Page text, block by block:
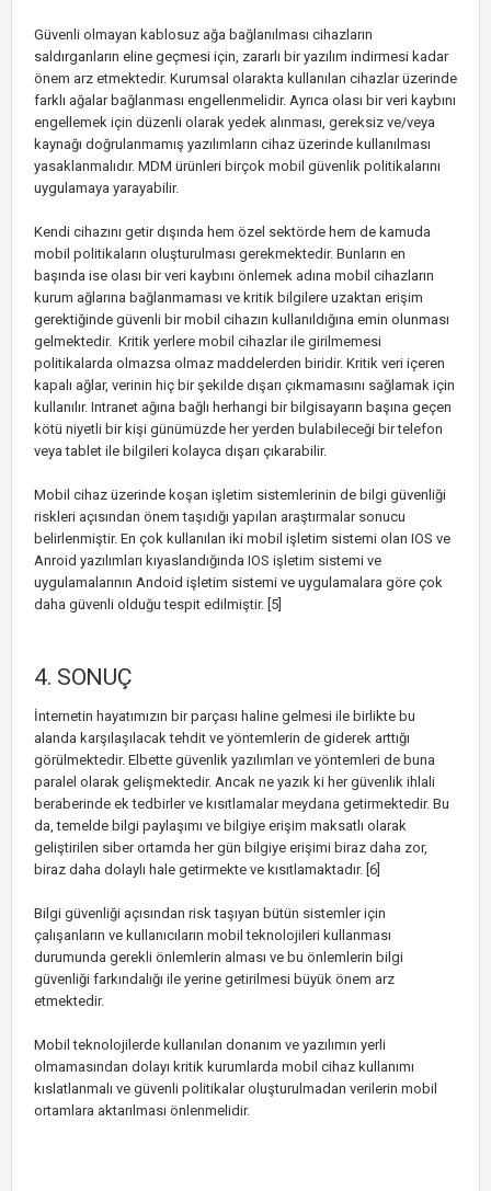
Güvenli olmayan kablosuz ağa bağlanılması cihazların
saldırganların eline geçmesi için, zararlı bir yazılım indirmesi kadar
önem arz etmektedir. Kurumsal olarakta kullanılan cihazlar üzerinde
farklı ağalar bağlanması engellenmelidir. Ayrıca olası bir veri kaybını
engellemek için düzenli olarak yedek alınması, gereksiz ve/veya
kaynağı doğrulanmamış yazılımların cihaz üzerinde kullanılması
yasaklanmalıdır. MDM ürünleri birçok mobil güvenlik politikalarını
uygulamaya yarayabilir.
Kendi cihazını getir dışında hem özel sektörde hem de kamuda
mobil politikaların oluşturulması gerekmektedir. Bunların en
başında ise olası bir veri kaybını önlemek adına mobil cihazların
kurum ağlarına bağlanmaması ve kritik bilgilere uzaktan erişim
gerektiğinde güvenli bir mobil cihazın kullanıldığına emin olunması
gelmektedir. Kritik yerlere mobil cihazlar ile girilmemesi
politikalarda olmazsa olmaz maddelerden biridir. Kritik veri içeren
kapalı ağlar, verinin hiç bir şekilde dışarı çıkmamasını sağlamak için
kullanılır. Intranet ağına bağlı herhangi bir bilgisayarın başına geçen
kötü niyetli bir kişi günümüzde her yerden bulabileceği bir telefon
veya tablet ile bilgileri kolayca dışarı çıkarabilir.
Mobil cihaz üzerinde koşan işletim sistemlerinin de bilgi güvenliği
riskleri açısından önem taşıdığı yapılan araştırmalar sonucu
belirlenmiştir. En çok kullanılan iki mobil işletim sistemi olan IOS ve
Anroid yazılımları kıyaslandığında IOS işletim sistemi ve
uygulamalarının Andoid işletim sistemi ve uygulamalara göre çok
daha güvenli olduğu tespit edilmiştir. [5]
4. SONUÇ
İnternetin hayatımızın bir parçası haline gelmesi ile birlikte bu
alanda karşılaşılacak tehdit ve yöntemlerin de giderek arttığı
görülmektedir. Elbette güvenlik yazılımları ve yöntemleri de buna
paralel olarak gelişmektedir. Ancak ne yazık ki her güvenlik ihlali
beraberinde ek tedbirler ve kısıtlamalar meydana getirmektedir. Bu
da, temelde bilgi paylaşımı ve bilgiye erişim maksatlı olarak
geliştirilen siber ortamda her gün bilgiye erişimi biraz daha zor,
biraz daha dolaylı hale getirmekte ve kısıtlamaktadır. [6]
Bilgi güvenliği açısından risk taşıyan bütün sistemler için
çalışanların ve kullanıcıların mobil teknolojileri kullanması
durumunda gerekli önlemlerin alması ve bu önlemlerin bilgi
güvenliği farkındalığı ile yerine getirilmesi büyük önem arz
etmektedir.
Mobil teknolojilerde kullanılan donanım ve yazılımın yerli
olmamasından dolayı kritik kurumlarda mobil cihaz kullanımı
kıslatlanmalı ve güvenli politikalar oluşturulmadan verilerin mobil
ortamlara aktarılması önlenmelidir.